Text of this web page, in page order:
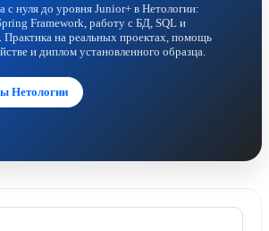
с нуля до уровня Junior+ в Нетологии:
Framework, работу с БД, SQL и
Практика на реальных проектах, помощь
и диплом установленного образца.
Нетологии